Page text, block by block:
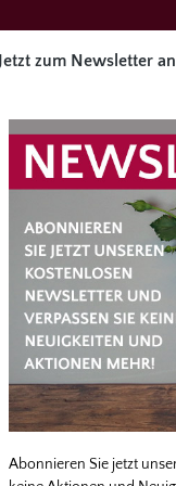
Angebote
Jetzt zum Newsletter
Abonnieren Sie jetzt